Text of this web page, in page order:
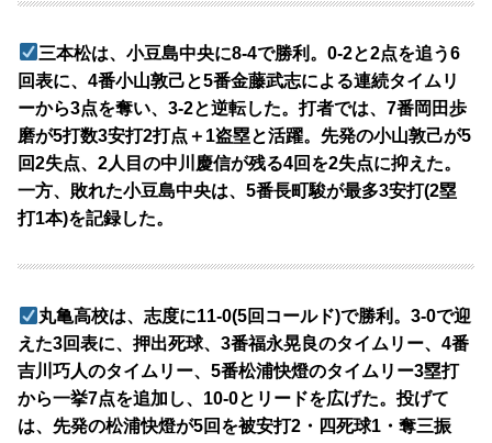
三本松は、小豆島中央に8-4で勝利。0-2と2点を追う6
回表に、4番小山敦己と5番金藤武志による連続タイムリ
ーから3点を奪い、3-2と逆転した。打者では、7番岡田歩
磨が5打数3安打2打点＋1盗塁と活躍。先発の小山敦己が5
回2失点、2人目の中川慶信が残る4回を2失点に抑えた。
一方、敗れた小豆島中央は、5番長町駿が最多3安打(2塁
打1本)を記録した。
丸亀高校は、志度に11-0(5回コールド)で勝利。3-0で迎
えた3回表に、押出死球、3番福永晃良のタイムリー、4番
吉川巧人のタイムリー、5番松浦快燈のタイムリー3塁打
から一挙7点を追加し、10-0とリードを広げた。投げて
は、先発の松浦快燈が5回を被安打2・四死球1・奪三振